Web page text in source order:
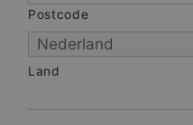
Postcode
Land